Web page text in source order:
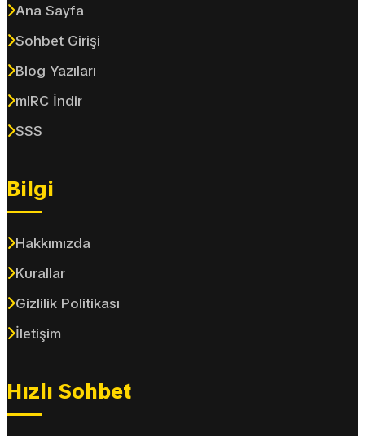
Ana Sayfa
Sohbet Girişi
Blog Yazıları
mIRC İndir
SSS
Bilgi
Hakkımızda
Kurallar
Gizlilik Politikası
İletişim
Hızlı Sohbet